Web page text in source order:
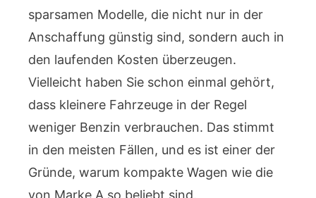
sparsamen Modelle, die nicht nur in der
Anschaffung günstig sind, sondern auch in
den laufenden Kosten überzeugen.
Vielleicht haben Sie schon einmal gehört,
dass kleinere Fahrzeuge in der Regel
weniger Benzin verbrauchen. Das stimmt
in den meisten Fällen, und es ist einer der
Gründe, warum kompakte Wagen wie die
von Marke A so beliebt sind.